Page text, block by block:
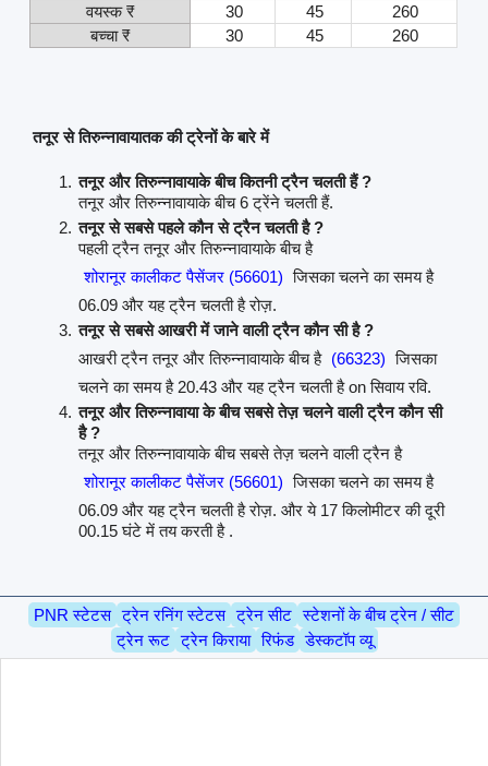
वयस्क ₹
30 45
260
बच्चा ₹
30 45 260
तनूर से तिरुन्नावायातक की ट्रेनों के बारे में
तनूर और तिरुन्नावायाके बीच कितनी ट्रैन चलती हैं ?
तनूर और तिरुन्नावायाके बीच 6 ट्रेंने चलती हैं.
तनूर से सबसे पहले कौन से ट्रैन चलती है ?
पहली ट्रैन तनूर और तिरुन्नावायाके बीच है
शोरानूर कालीकट पैसेंजर (56601) जिसका चलने का समय है
06.09 और यह ट्रैन चलती है रोज़.
तनूर से सबसे आखरी में जाने वाली ट्रैन कौन सी है ?
आखरी ट्रैन तनूर और तिरुन्नावायाके बीच है (66323) जिसका
चलने का समय है 20.43 और यह ट्रैन चलती है on सिवाय रवि.
तनूर और तिरुन्नावाया के बीच सबसे तेज़ चलने वाली ट्रैन कौन सी
है ?
तनूर और तिरुन्नावायाके बीच सबसे तेज़ चलने वाली ट्रैन है
शोरानूर कालीकट पैसेंजर (56601) जिसका चलने का समय है
06.09 और यह ट्रैन चलती है रोज़. और ये 17 किलोमीटर की दूरी
00.15 घंटे में तय करती है .
PNR स्टेटस ट्रेन रनिंग स्टेटस ट्रेन सीट स्टेशनों के बीच ट्रेन / सीट
ट्रेन रूट ट्रेन किराया रिफंड डेस्कटॉप व्यू